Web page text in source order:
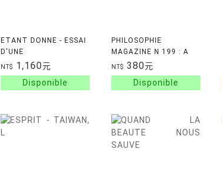
ETANT DONNE - ESSAI
D'UNE
PHENOMENOLOGIE DE
LA DONATION
NT$ 1,160元
PHILOSOPHIE
MAGAZINE N 199 : A
QUI APPARTIENT MON
TEMPS ? - MAI 2026
NT$ 380元